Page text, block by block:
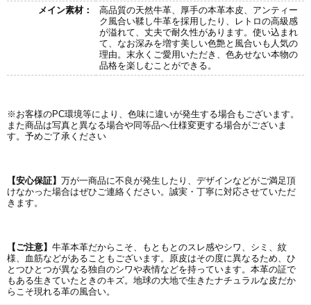
メイン素材：
高品質の天然牛革、厚手の本革本皮、アンティー
ク風合い鞣し牛革を採用したり、レトロの高級感
が溢れて、丈夫で耐久性があります。使い込まれ
て、なお深みを増す美しい色艶と風合いも人気の
理由。末永くご愛用いただき、色あせない本物の
品格を楽しむことができる。
※お客様のPC環境等により、色味に違いが発生する場合もございます。
また商品は写真と異なる場合や同等品へ仕様変更する場合がございま
す。予めご了承ください
【安心保証】 万が一商品に不良が発生したり、デザインなどがご満足頂
けなかった場合はぜひご連絡ください。誠実・丁寧に対応させていただ
きます。
【ご注意】 牛革本革だからこそ、もともとのスレ感やシワ、シミ、紋
様、血筋などがあることもございます。原皮はその度に異なるため、ひ
とつひとつが異なる独自のシワや表情などを持っています。本革の証で
もある生きていたときのキズ。地球の大地で生きたナチュラルな皮だか
らこそ現れる革の風合い。